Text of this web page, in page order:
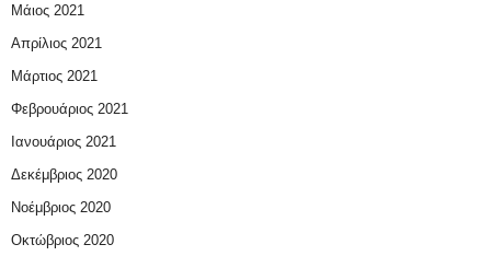
Μάιος 2021
Απρίλιος 2021
Μάρτιος 2021
Φεβρουάριος 2021
Ιανουάριος 2021
Δεκέμβριος 2020
Νοέμβριος 2020
Οκτώβριος 2020